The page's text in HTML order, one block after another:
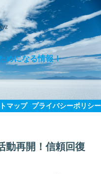
めになる情報！
マップ プライバシーポリシー
動再開！信頼回復